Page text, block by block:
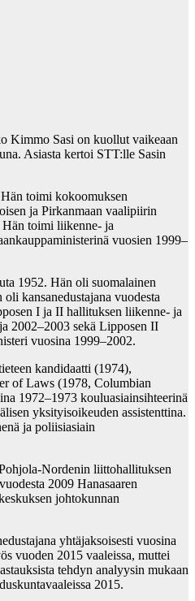
Kimmo Sasi on kuollut vaikeaan
Asiasta kertoi STT:lle Sasin
toimi kokoomuksen
ja Pirkanmaan vaalipiirin
Hän toimi liikenne- ja
vuosien 1999–
1952. Hän oli suomalainen
kansanedustajana vuodesta
I ja II hallituksen liikenne- ja
2002–2003 sekä Lipposen II
vuosina 1999–2002.
kandidaatti (1974),
of Laws (1978, Columbian
1972–1973 kouluasiainsihteerinä
yksityisoikeuden assistenttina.
ja poliisiasiain
Nordenin liittohallituksen
2009 Hanasaaren
johtokunnan
yhtäjaksoisesti vuosina
vuoden 2015 vaaleissa, muttei
tehdyn analyysin mukaan
2015.